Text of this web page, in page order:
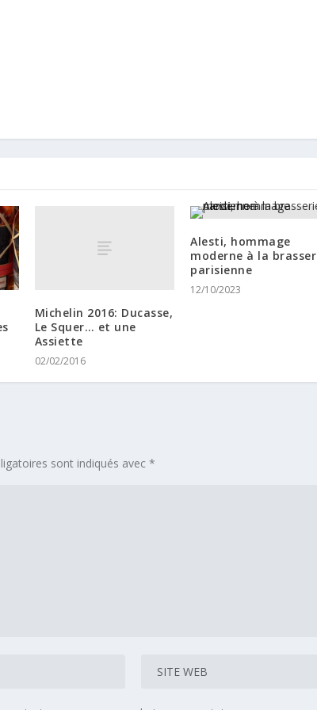
Michelin 2016: Ducasse,
Le Squer… et une
Assiette
02/02/2016
Alesti, hommage
moderne à la
parisienne
12/10/2023
sont indiqués avec *